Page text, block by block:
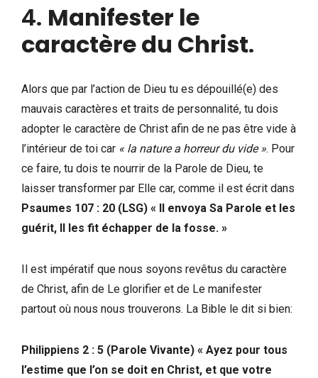
4. Manifester le
caractère du Christ.
Alors que par l’action de Dieu tu es dépouillé(e) des
mauvais caractères et traits de personnalité, tu dois
adopter le caractère de Christ afin de ne pas être vide à
l’intérieur de toi car « la nature a horreur du vide ». Pour
ce faire, tu dois te nourrir de la Parole de Dieu, te
laisser transformer par Elle car, comme il est écrit dans
Psaumes 107 : 20 (LSG) « Il envoya Sa Parole et les
guérit, Il les fit échapper de la fosse. »
Il est impératif que nous soyons revêtus du caractère
de Christ, afin de Le glorifier et de Le manifester
partout où nous nous trouverons. La Bible le dit si bien:
Philippiens 2 : 5 (Parole Vivante) « Ayez pour tous
l’estime que l’on se doit en Christ, et que votre